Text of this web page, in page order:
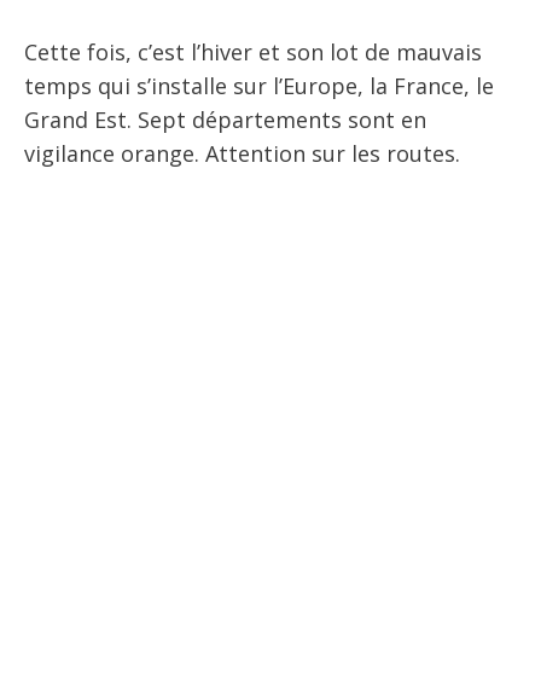
Cette fois, c’est l’hiver et son lot de mauvais
temps qui s’installe sur l’Europe, la France, le
Grand Est. Sept départements sont en
vigilance orange. Attention sur les routes.